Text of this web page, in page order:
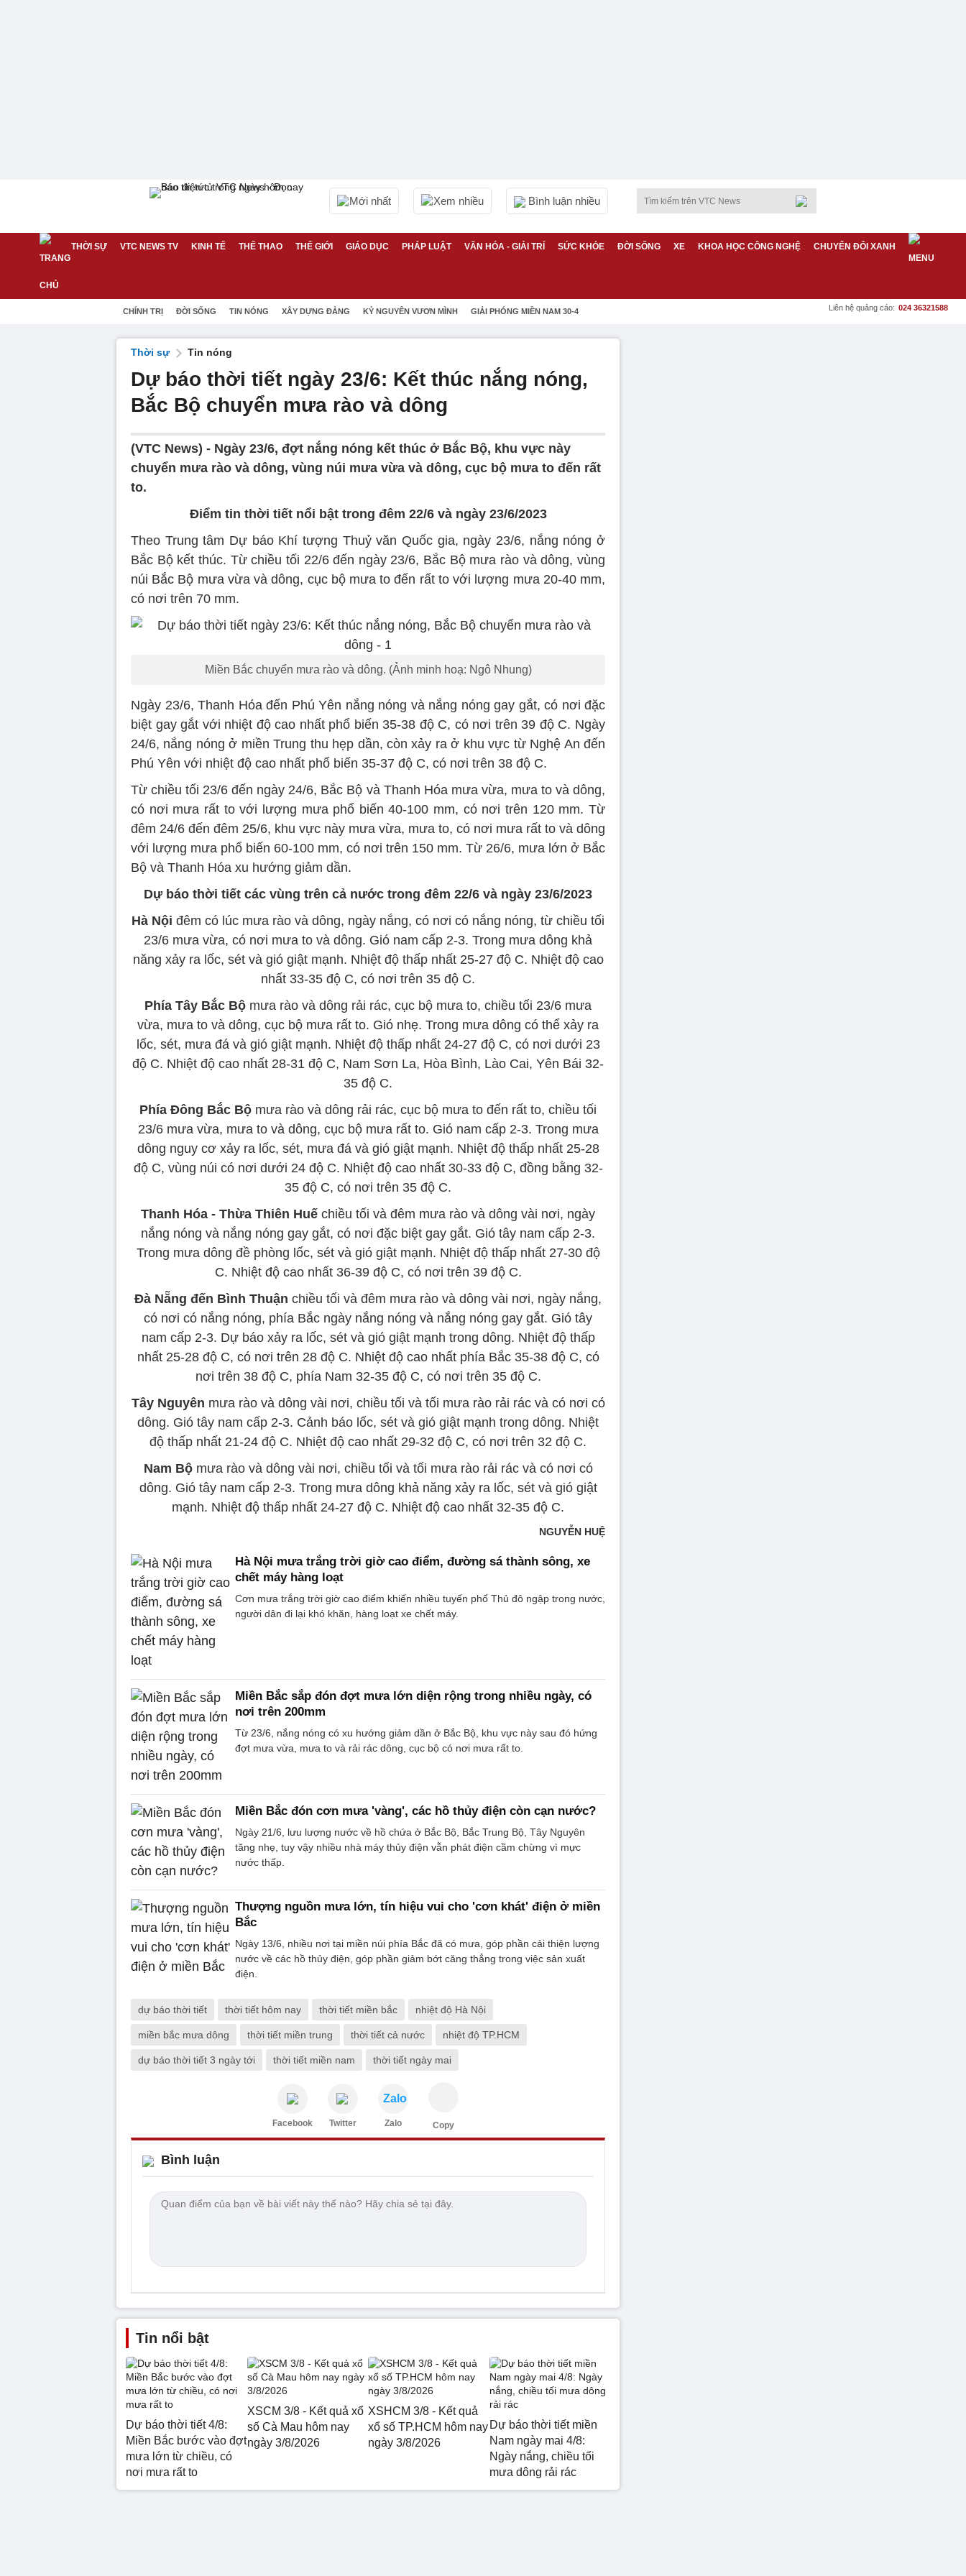
Mới nhất Xem nhiều Bình luận nhiều
THỜI SỰ VTC NEWS TV KINH TẾ THỂ THAO THẾ GIỚI GIÁO DỤC PHÁP LUẬT VĂN HÓA - GIẢI TRÍ SỨC KHỎE ĐỜI SỐNG XE KHOA HỌC CÔNG NGHỆ CHUYỂN ĐỔI XANH
CHÍNH TRỊ ĐỜI SỐNG TIN NÓNG XÂY DỰNG ĐẢNG KỶ NGUYÊN VƯƠN MÌNH GIẢI PHÓNG MIỀN NAM 30-4 Liên hệ quảng cáo: 024 36321588
Thời sự Tin nóng
Dự báo thời tiết ngày 23/6: Kết thúc nắng nóng,
Bắc Bộ chuyển mưa rào và dông
(VTC News) - Ngày 23/6, đợt nắng nóng kết thúc ở Bắc Bộ, khu vực này
chuyển mưa rào và dông, vùng núi mưa vừa và dông, cục bộ mưa to đến rất
to.
Điểm tin thời tiết nổi bật trong đêm 22/6 và ngày 23/6/2023
Theo Trung tâm Dự báo Khí tượng Thuỷ văn Quốc gia, ngày 23/6, nắng nóng ở
Bắc Bộ kết thúc. Từ chiều tối 22/6 đến ngày 23/6, Bắc Bộ mưa rào và dông, vùng
núi Bắc Bộ mưa vừa và dông, cục bộ mưa to đến rất to với lượng mưa 20-40 mm,
có nơi trên 70 mm.
Miền Bắc chuyển mưa rào và dông. (Ảnh minh hoạ: Ngô Nhung)
Ngày 23/6, Thanh Hóa đến Phú Yên nắng nóng và nắng nóng gay gắt, có nơi đặc
biệt gay gắt với nhiệt độ cao nhất phổ biến 35-38 độ C, có nơi trên 39 độ C. Ngày
24/6, nắng nóng ở miền Trung thu hẹp dần, còn xảy ra ở khu vực từ Nghệ An đến
Phú Yên với nhiệt độ cao nhất phổ biến 35-37 độ C, có nơi trên 38 độ C.
Từ chiều tối 23/6 đến ngày 24/6, Bắc Bộ và Thanh Hóa mưa vừa, mưa to và dông,
có nơi mưa rất to với lượng mưa phổ biến 40-100 mm, có nơi trên 120 mm. Từ
đêm 24/6 đến đêm 25/6, khu vực này mưa vừa, mưa to, có nơi mưa rất to và dông
với lượng mưa phổ biến 60-100 mm, có nơi trên 150 mm. Từ 26/6, mưa lớn ở Bắc
Bộ và Thanh Hóa xu hướng giảm dần.
Dự báo thời tiết các vùng trên cả nước trong đêm 22/6 và ngày 23/6/2023
Hà Nội đêm có lúc mưa rào và dông, ngày nắng, có nơi có nắng nóng, từ chiều tối
23/6 mưa vừa, có nơi mưa to và dông. Gió nam cấp 2-3. Trong mưa dông khả
năng xảy ra lốc, sét và gió giật mạnh. Nhiệt độ thấp nhất 25-27 độ C. Nhiệt độ cao
nhất 33-35 độ C, có nơi trên 35 độ C.
Phía Tây Bắc Bộ mưa rào và dông rải rác, cục bộ mưa to, chiều tối 23/6 mưa
vừa, mưa to và dông, cục bộ mưa rất to. Gió nhẹ. Trong mưa dông có thể xảy ra
lốc, sét, mưa đá và gió giật mạnh. Nhiệt độ thấp nhất 24-27 độ C, có nơi dưới 23
độ C. Nhiệt độ cao nhất 28-31 độ C, Nam Sơn La, Hòa Bình, Lào Cai, Yên Bái 32-
35 độ C.
Phía Đông Bắc Bộ mưa rào và dông rải rác, cục bộ mưa to đến rất to, chiều tối
23/6 mưa vừa, mưa to và dông, cục bộ mưa rất to. Gió nam cấp 2-3. Trong mưa
dông nguy cơ xảy ra lốc, sét, mưa đá và gió giật mạnh. Nhiệt độ thấp nhất 25-28
độ C, vùng núi có nơi dưới 24 độ C. Nhiệt độ cao nhất 30-33 độ C, đồng bằng 32-
35 độ C, có nơi trên 35 độ C.
Thanh Hóa - Thừa Thiên Huế chiều tối và đêm mưa rào và dông vài nơi, ngày
nắng nóng và nắng nóng gay gắt, có nơi đặc biệt gay gắt. Gió tây nam cấp 2-3.
Trong mưa dông đề phòng lốc, sét và gió giật mạnh. Nhiệt độ thấp nhất 27-30 độ
C. Nhiệt độ cao nhất 36-39 độ C, có nơi trên 39 độ C.
Đà Nẵng đến Bình Thuận chiều tối và đêm mưa rào và dông vài nơi, ngày nắng,
có nơi có nắng nóng, phía Bắc ngày nắng nóng và nắng nóng gay gắt. Gió tây
nam cấp 2-3. Dự báo xảy ra lốc, sét và gió giật mạnh trong dông. Nhiệt độ thấp
nhất 25-28 độ C, có nơi trên 28 độ C. Nhiệt độ cao nhất phía Bắc 35-38 độ C, có
nơi trên 38 độ C, phía Nam 32-35 độ C, có nơi trên 35 độ C.
Tây Nguyên mưa rào và dông vài nơi, chiều tối và tối mưa rào rải rác và có nơi có
dông. Gió tây nam cấp 2-3. Cảnh báo lốc, sét và gió giật mạnh trong dông. Nhiệt
độ thấp nhất 21-24 độ C. Nhiệt độ cao nhất 29-32 độ C, có nơi trên 32 độ C.
Nam Bộmưa rào và dông vài nơi, chiều tối và tối mưa rào rải rác và có nơi có
dông. Gió tây nam cấp 2-3. Trong mưa dông khả năng xảy ra lốc, sét và gió giật
mạnh. Nhiệt độ thấp nhất 24-27 độ C. Nhiệt độ cao nhất 32-35 độ C.
NGUYỄN HUỆ
Hà Nội mưa trắng trời giờ cao điểm, đường sá thành sông, xe
chết máy hàng loạt
Cơn mưa trắng trời giờ cao điểm khiến nhiều tuyến phố Thủ đô ngập trong nước,
người dân đi lại khó khăn, hàng loạt xe chết máy.
Miền Bắc sắp đón đợt mưa lớn diện rộng trong nhiều ngày, có
nơi trên 200mm
Từ 23/6, nắng nóng có xu hướng giảm dần ở Bắc Bộ, khu vực này sau đó hứng
đợt mưa vừa, mưa to và rải rác dông, cục bộ có nơi mưa rất to.
Miền Bắc đón cơn mưa 'vàng', các hồ thủy điện còn cạn nước?
Ngày 21/6, lưu lượng nước về hồ chứa ở Bắc Bộ, Bắc Trung Bộ, Tây Nguyên
tăng nhẹ, tuy vậy nhiều nhà máy thủy điện vẫn phát điện cầm chừng vì mực
nước thấp.
Thượng nguồn mưa lớn, tín hiệu vui cho 'cơn khát' điện ở miền
Bắc
Ngày 13/6, nhiều nơi tại miền núi phía Bắc đã có mưa, góp phần cải thiện lượng
nước về các hồ thủy điện, góp phần giảm bớt căng thẳng trong việc sản xuất
điện.
dự báo thời tiết thời tiết hôm nay thời tiết miền bắc nhiệt độ Hà Nội
miền bắc mưa dông thời tiết miền trung thời tiết cả nước nhiệt độ TP.HCM
dự báo thời tiết 3 ngày tới thời tiết miền nam thời tiết ngày mai
Facebook Twitter
Zalo
Zalo Copy
Bình luận
Tin nổi bật
Dự báo thời tiết 4/8:
Miền Bắc bước vào đợt
mưa lớn từ chiều, có
nơi mưa rất to
XSCM 3/8 - Kết quả xổ
số Cà Mau hôm nay
ngày 3/8/2026
XSHCM 3/8 - Kết quả
xổ số TP.HCM hôm nay
ngày 3/8/2026
Dự báo thời tiết miền
Nam ngày mai 4/8:
Ngày nắng, chiều tối
mưa dông rải rác